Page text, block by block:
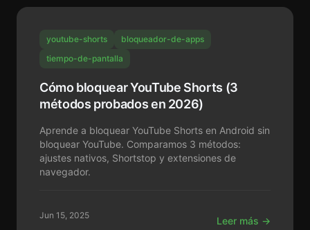
youtube-shorts
bloqueador-de-apps
tiempo-de-pantalla
Cómo bloquear YouTube Shorts (3
métodos probados en 2026)
Aprende a bloquear YouTube Shorts en Android sin
bloquear YouTube. Comparamos 3 métodos:
ajustes nativos, Shortstop y extensiones de
navegador.
Jun 15, 2025 Leer más →